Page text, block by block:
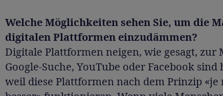
Welche Möglichkeiten sehen Sie, um die
digitalen Plattformen einzudämmen?
Digitale Plattformen neigen, wie gesagt, zur
Google-Suche, YouTube oder Facebook
weil diese Plattformen nach dem Prinzip «je